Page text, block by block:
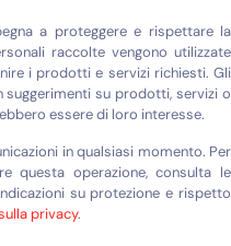
a proteggere e rispettare la
raccolte vengono utilizzate
i prodotti e servizi richiesti. Gli
su prodotti, servizi o
essere di loro interesse.
in qualsiasi momento. Per
questa operazione, consulta le
su protezione e rispetto
privacy.